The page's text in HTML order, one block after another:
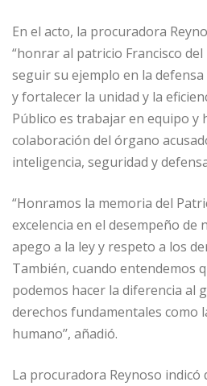
En el acto, la procuradora
“honrar al patricio Francisco del
seguir su ejemplo en la defensa
y fortalecer la unidad y la
Público es trabajar en equipo y
colaboración del órgano
inteligencia, seguridad y
“Honramos la memoria del
excelencia en el desempeño de
apego a la ley y respeto a los
También, cuando entendemos
podemos hacer la diferencia al
derechos fundamentales como
humano’’, añadió.
La procuradora Reynoso indicó